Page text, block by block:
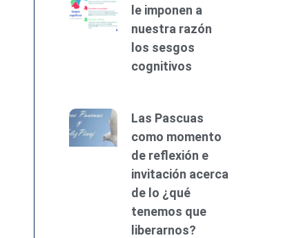
le imponen a
nuestra razón
los sesgos
cognitivos
Las Pascuas
como momento
de reflexión e
invitación acerca
de lo ¿qué
tenemos que
liberarnos?